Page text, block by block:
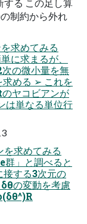
する この足し算
制約から外れ
求めてみる
に求まるが、
の微小量を無
める ➢ これを
ヤコビアンが
は単なる単位行
求めてみる
群」と調べると
接する3次元の
の変動を考慮